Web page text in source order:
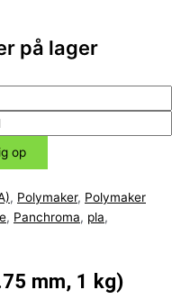
på lager
, Polymaker, Polymaker
, Panchroma, pla,
mm, 1 kg)